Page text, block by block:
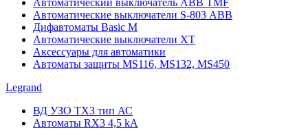
Автоматический выключатель ABB TMF
Автоматические выключатели S-803 АВВ
Дифавтоматы Basic M
Автоматические выключатели XT
Аксессуары для автоматики
Автоматы защиты MS116, MS132, MS450
Legrand
ВД УЗО TX3 тип АС
Автоматы RX3 4,5 kA